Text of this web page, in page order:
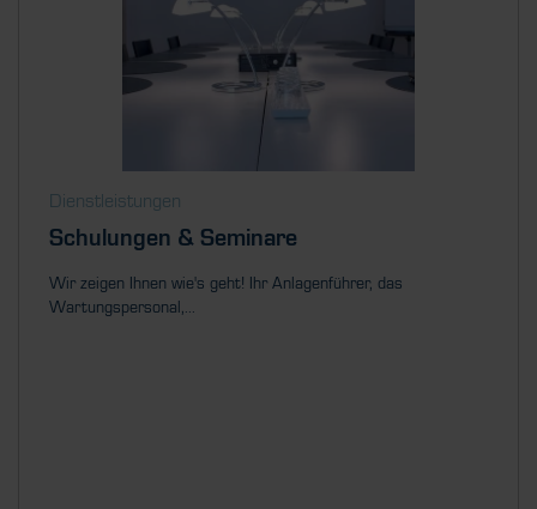
Dienstleistungen
Schulungen & Seminare
Wir zeigen Ihnen wie's geht! Ihr Anlagenführer, das
Wartungspersonal,...